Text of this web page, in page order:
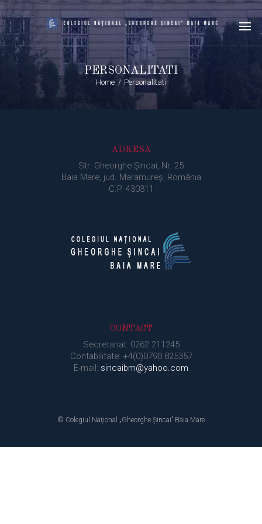
PERSONALITATI
Home Personalitati
ADRESA
Str. Gheorghe Şincai, Nr. 25
Baia Mare, jud. Maramureș, România
C.P. 430311
CONTACT
Secretariat: 0262.211245
Contabilitate: +4(0)0790.825357
E-mail: sincaibm@yahoo.com
© Colegiul Naţional „Gheorghe Şincai” Baia Mare